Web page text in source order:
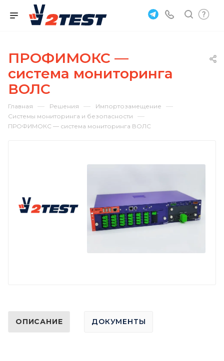
ПРОФИМОКС —
система мониторинга
ВОЛС
Главная — Решения — Импортозамещение —
Системы мониторинга и безопасности —
ПРОФИМОКС — система мониторинга ВОЛС
ОПИСАНИЕ ДОКУМЕНТЫ